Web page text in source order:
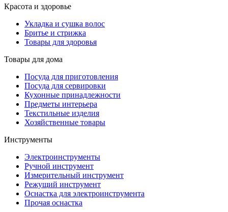
Красота и здоровье
Укладка и сушка волос
Бритье и стрижка
Товары для здоровья
Товары для дома
Посуда для приготовления
Посуда для сервировки
Кухонные принадлежности
Предметы интерьера
Текстильные изделия
Хозяйственные товары
Инструменты
Электроинструменты
Ручной инструмент
Измерительный инструмент
Режущий инструмент
Оснастка для электроинструмента
Прочая оснастка